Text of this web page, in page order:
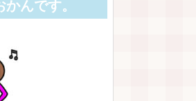
んです。